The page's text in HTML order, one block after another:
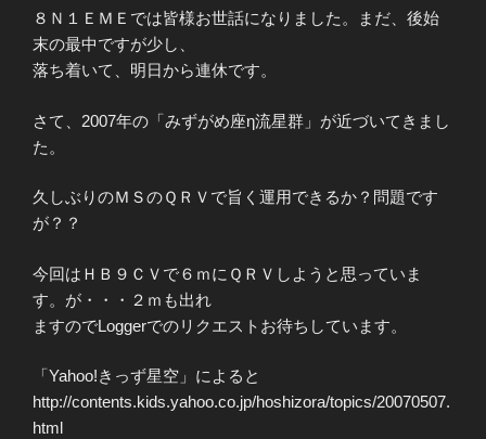
８Ｎ１ＥＭＥでは皆様お世話になりました。まだ、後始
末の最中ですが少し、
落ち着いて、明日から連休です。
さて、2007年の「みずがめ座η流星群」が近づいてきまし
た。
久しぶりのＭＳのＱＲＶで旨く運用できるか？問題です
が？？
今回はＨＢ９ＣＶで６ｍにＱＲＶしようと思っていま
す。が・・・２ｍも出れ
ますのでLoggerでのリクエストお待ちしています。
「Yahoo!きっず星空」によると
http://contents.kids.yahoo.co.jp/hoshizora/topics/20070507.
html